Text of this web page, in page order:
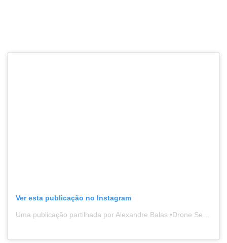
Ver esta publicação no Instagram